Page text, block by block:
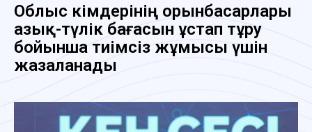
Облыс әкімдерінің орынбасарлары
азық-түлік бағасын ұстап тұру
бойынша тиімсіз жұмысы үшін
жазаланады